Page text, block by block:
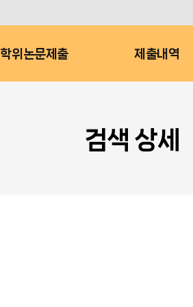
학위논문제출 제출내역
검색 상세